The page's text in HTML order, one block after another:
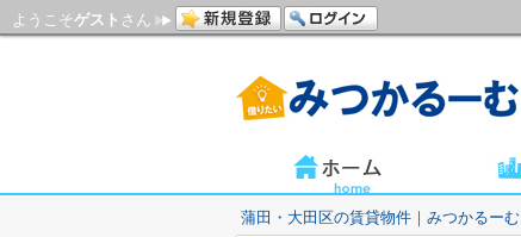
ようこそゲスト さん
蒲田・大田区の賃貸物件｜みつかるーむ